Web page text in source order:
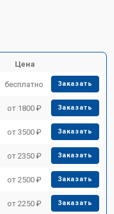
Цена
бесплатно Заказать
от 1800 ₽ Заказать
от 3500 ₽ Заказать
от 2350 ₽ Заказать
от 2500 ₽ Заказать
от 2250 ₽ Заказать